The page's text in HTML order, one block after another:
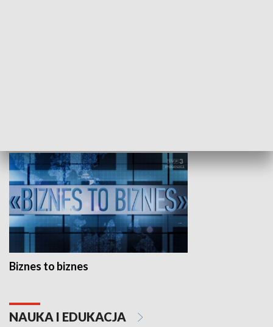
Biznes to biznes
NAUKA I EDUKACJA